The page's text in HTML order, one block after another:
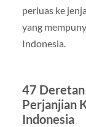
perluas ke
yang
Indonesia.
47
Perjanjian
Indonesia